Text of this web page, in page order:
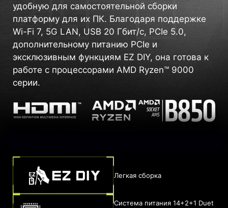
удобную для самостоятельной сборки
платформу для их ПК. Благодаря поддержке
Wi-Fi 7, 5G LAN, USB 20 Гбит/с, PCIe 5.0,
дополнительному питанию PCIe и
эксклюзивным функциям EZ DIY, она готова к
работе с процессорами AMD Ryzen™ 9000
серии.
Легкая сборка
Система питания 14+2+1 Duet